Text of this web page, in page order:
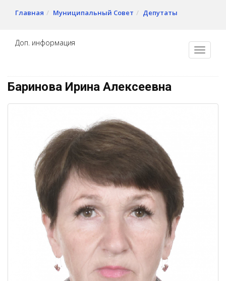
Главная Муниципальный Совет Депутаты
Доп. информация
Баринова Ирина Алексеевна